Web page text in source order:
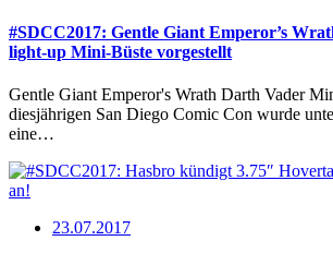
#SDCC2017: Gentle Giant Emperor’s
light-up Mini-Büste vorgestellt
Gentle Giant Emperor's Wrath Darth Vader
diesjährigen San Diego Comic Con wurde
eine…
23.07.2017